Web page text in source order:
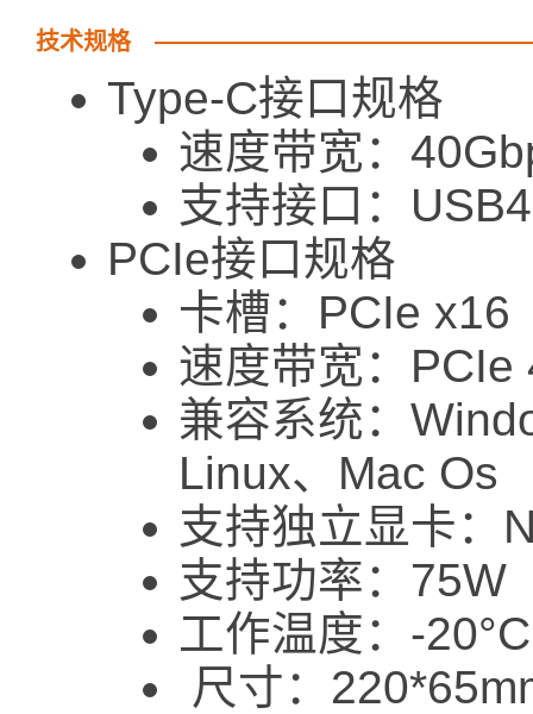
技术规格
Type-C接口规格
速度带宽：
支持接口：
PCIe接口规格
卡槽：PCIe x16
速度带宽：PCIe
兼容系统：
Linux、Mac Os
支持独立显卡：
支持功率：75W
工作温度：-
尺寸：